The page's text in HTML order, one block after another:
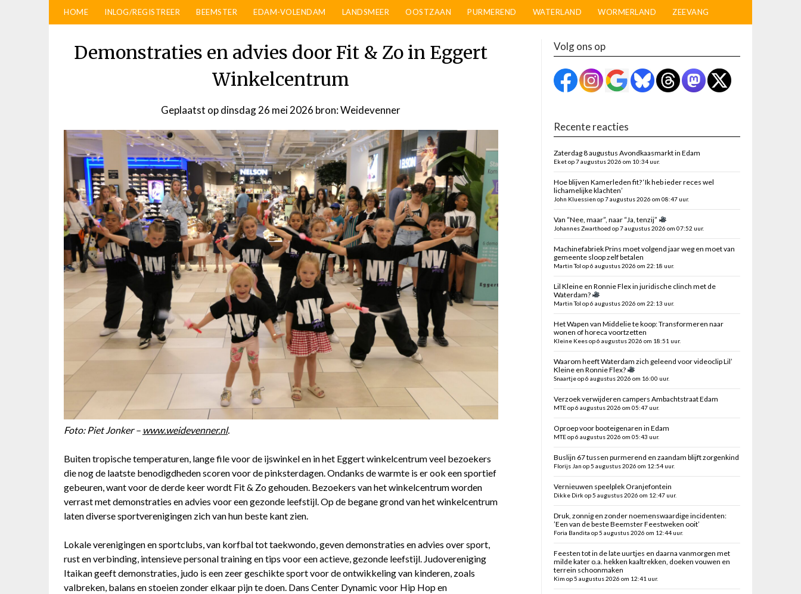
HOME INLOG/REGISTREER BEEMSTER EDAM-VOLENDAM LANDSMEER OOSTZAAN PURMEREND WATERLAND WORMERLAND ZEEVANG
Demonstraties en advies door Fit & Zo in Eggert
Winkelcentrum
Geplaatst opdinsdag 26 mei 2026 door
bron: Weidevenner
Foto: Piet Jonker – www.weidevenner.nl.
Buiten tropische temperaturen, lange file voor de ijswinkel en in het Eggert winkelcentrum veel bezoekers
die nog de laatste benodigdheden scoren voor de pinksterdagen. Ondanks de warmte is er ook een sportief
gebeuren, want voor de derde keer wordt Fit & Zo gehouden. Bezoekers van het winkelcentrum worden
verrast met demonstraties en advies voor een gezonde leefstijl. Op de begane grond van het winkelcentrum
laten diverse sportverenigingen zich van hun beste kant zien.
Lokale verenigingen en sportclubs, van korfbal tot taekwondo, geven demonstraties en advies over sport,
rust en verbinding, intensieve personal training en tips voor een actieve, gezonde leefstijl. Judovereniging
Itaikan geeft demonstraties, judo is een zeer geschikte sport voor de ontwikkeling van kinderen, zoals
valbreken, balans en stoeien zonder elkaar pijn te doen. Dans Center Dynamic voor Hip Hop en
Volg ons op
Recente reacties
Zaterdag 8 augustus Avondkaasmarkt in Edam
Eket op 7 augustus 2026 om 10:34 uur.
Hoe blijven Kamerleden fit? ‘Ik heb ieder reces wel
lichamelijke klachten’
John Kluessien op 7 augustus 2026 om 08:47 uur.
Van “Nee, maar”, naar “Ja, tenzij”
Johannes Zwarthoed op 7 augustus 2026 om 07:52 uur.
Machinefabriek Prins moet volgend jaar weg en moet van
gemeente sloop zelf betalen
Martin Tol op 6 augustus 2026 om 22:18 uur.
Lil Kleine en Ronnie Flex in juridische clinch met de
Waterdam?
Martin Tol op 6 augustus 2026 om 22:13 uur.
Het Wapen van Middelie te koop: Transformeren naar
wonen of horeca voortzetten
Kleine Kees op 6 augustus 2026 om 18:51 uur.
Waarom heeft Waterdam zich geleend voor videoclip Lil’
Kleine en Ronnie Flex?
Snaartje op 6 augustus 2026 om 16:00 uur.
Verzoek verwijderen campers Ambachtstraat Edam
MTE op 6 augustus 2026 om 05:47 uur.
Oproep voor booteigenaren in Edam
MTE op 6 augustus 2026 om 05:43 uur.
Buslijn 67 tussen purmerend en zaandam blijft zorgenkind
Florijs Jan op 5 augustus 2026 om 12:54 uur.
Vernieuwen speelplek Oranjefontein
Dikke Dirk op 5 augustus 2026 om 12:47 uur.
Druk, zonnig en zonder noemenswaardige incidenten:
’Een van de beste Beemster Feestweken ooit’
Foria Bandita op 5 augustus 2026 om 12:44 uur.
Feesten tot in de late uurtjes en daarna vanmorgen met
milde kater o.a. hekken kaaltrekken, doeken vouwen en
terrein schoonmaken
Kim op 5 augustus 2026 om 12:41 uur.